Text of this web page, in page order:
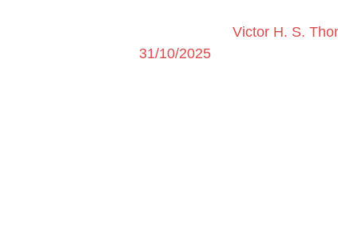
Victor H. S.
31/10/2025